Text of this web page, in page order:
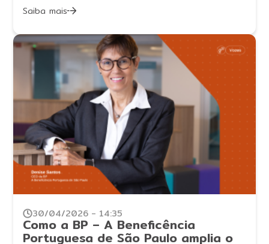
Saiba mais
30/04/2026 - 14:35
Como a BP – A Beneficência
Portuguesa de São Paulo amplia o